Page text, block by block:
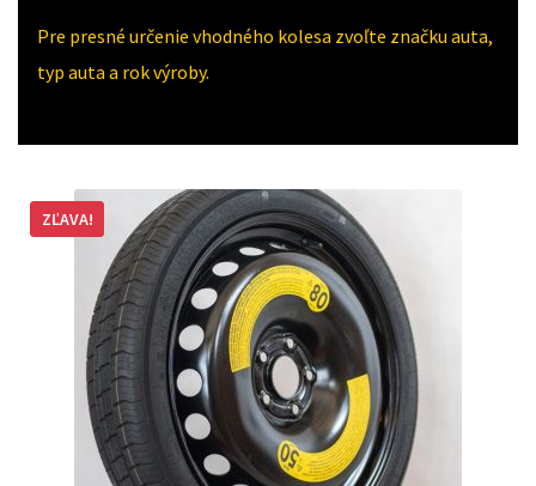
Pre presné určenie vhodného kolesa zvoľte značku auta,
typ auta a rok výroby.
ZĽAVA!